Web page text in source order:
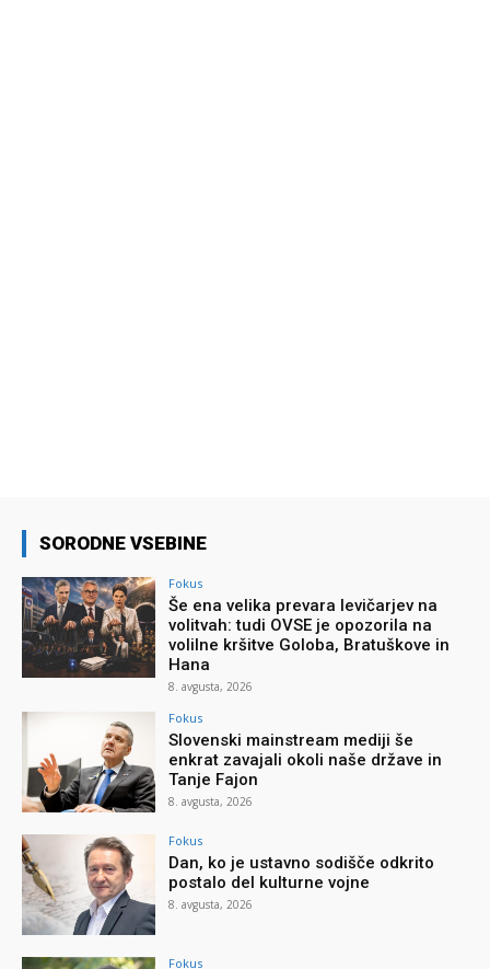
SORODNE VSEBINE
Fokus
Še ena velika prevara levičarjev na
volitvah: tudi OVSE je opozorila na
volilne kršitve Goloba, Bratuškove in
Hana
8. avgusta, 2026
Fokus
Slovenski mainstream mediji še
enkrat zavajali okoli naše države in
Tanje Fajon
8. avgusta, 2026
Fokus
Dan, ko je ustavno sodišče odkrito
postalo del kulturne vojne
8. avgusta, 2026
Fokus